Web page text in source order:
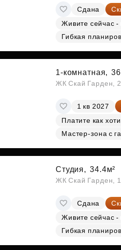
Сдана
Живите сейчас -
Гибкая
1-комнатная,
ЖК Скай Гарден,
1 кв 2027
Платите как
Мастер-зона с
Студия, 34.4м²
ЖК Скай Гарден,
Сдана
Живите сейчас -
Гибкая